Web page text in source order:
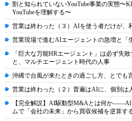
割と知られていないYouTube事業の実態〜
YouTubeを理解する〜
営業は終わった（３）AIを使う者だけが、
営業現場で進むAIエージェントの急増と「
「巨大な万能HRエージェント」は必ず失
と、マルチエージェント時代の人事
沖縄で台風が来たときの過ごし方、とでも
営業は終わった（２）普遍はAIに、個別は
【完全解説】AI駆動型M&Aとは何か――AI
ムで「会社の未来」から買収候補を逆算す